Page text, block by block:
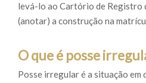
levá-lo ao Cartório de Registro
(anotar) a construção na
O que é posse
Posse irregular é a situação em